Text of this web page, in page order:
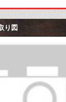
り図